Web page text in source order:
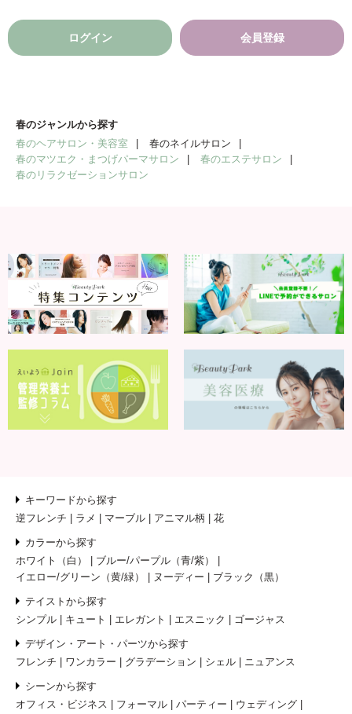
ログイン 会員登録
春のジャンルから探す
春のヘアサロン・美容室
春のネイルサロン
春のマツエク・まつげパーマサロン
春のエステサロン
春のリラクゼーションサロン
キーワードから探す
逆フレンチ
ラメ マーブル アニマル柄 花
カラーから探す
ホワイト（白）
ブルー/パープル（青/紫）
イエロー/グリーン（黄/緑）
ヌーディー ブラック（黒）
テイストから探す
シンプル
キュート エレガント エスニック ゴージャス
デザイン・アート・パーツから探す
フレンチ
ワンカラー グラデーション シェル ニュアンス
シーンから探す
オフィス・ビジネス
フォーマル パーティー
ウェディング